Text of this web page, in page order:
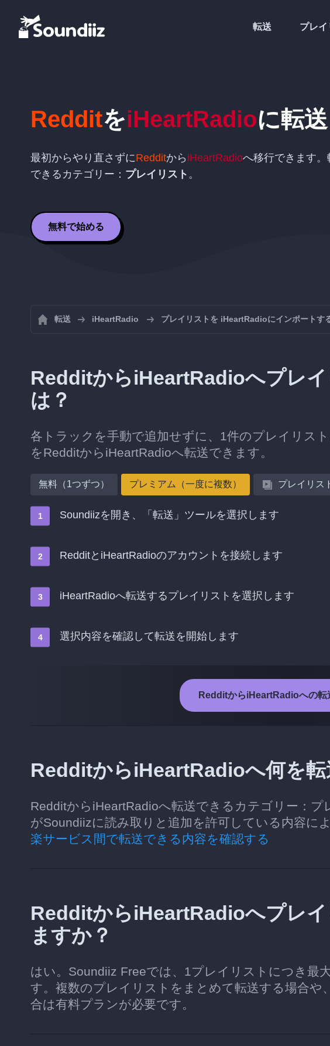
転送 プレイ
RedditをiHeartRadioに転送
最初からやり直さずにRedditから iHeartRadioへ移行できます。
できるカテゴリー： プレイリスト 。
無料で始める
転送 iHeartRadio プレイリストを iHeartRadioにインポートす
RedditからiHeartRadioへプレ
は？
各トラックを手動で追加せずに、1件のプレイリス
をRedditからiHeartRadioへ転送できます。
無料（1つずつ） プレミアム（一度に複数） プレイリス
Soundiizを開き、「転送」ツールを選択します
RedditとiHeartRadioのアカウントを接続します
iHeartRadioへ転送するプレイリストを選択します
選択内容を確認して転送を開始します
RedditからiHeartRadioへの転
RedditからiHeartRadioへ何を転
RedditからiHeartRadioへ転送できるカテゴリー：プ
がSoundiizに読み取りと追加を許可している内容に
楽サービス間で転送できる内容を確認する
RedditからiHeartRadioへプレ
ますか？
はい。Soundiiz Freeでは、1プレイリストにつき最
す。複数のプレイリストをまとめて転送する場合
合は有料プランが必要です。